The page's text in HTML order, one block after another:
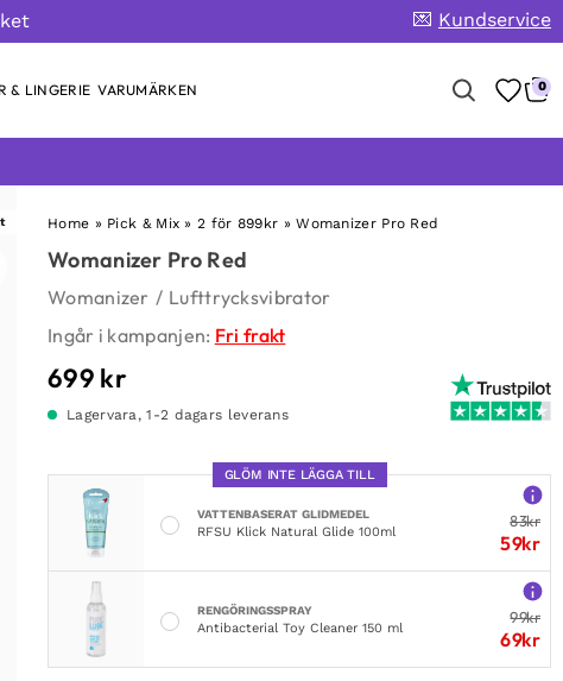
💌 Kundservice
& LINGERIE VARUMÄRKEN 0
Home » Pick & Mix »2 för 899kr »Womanizer Pro Red
Womanizer Pro Red
Womanizer / Lufttrycksvibrator
Ingår i kampanjen: Fri frakt
699 kr
Lagervara, 1-2 dagars leverans
GLÖM INTE LÄGGA TILL
VATTENBASERAT GLIDMEDEL
RFSU Klick Natural Glide 100ml
83kr
59kr
RENGÖRINGSSPRAY
Antibacterial Toy Cleaner 150 ml
99kr
69kr